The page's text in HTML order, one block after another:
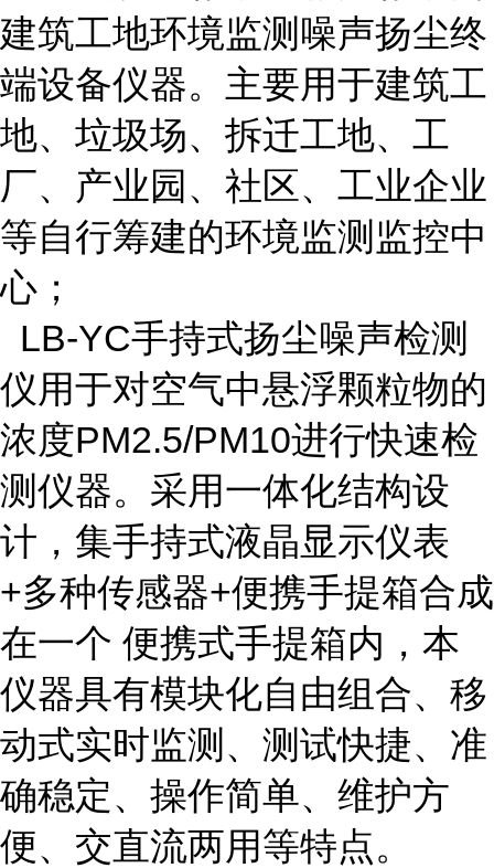
建筑工地环境监测噪声扬尘终
端设备仪器。主要用于建筑工
地、垃圾场、拆迁工地、工
厂、产业园、社区、工业企业
等自行筹建的环境监测监控中
心；
LB-YC手持式扬尘噪声检测
仪用于对空气中悬浮颗粒物的
浓度PM2.5/PM10进行快速检
测仪器。采用一体化结构设
计，集手持式液晶显示仪表
+多种传感器+便携手提箱合成
在一个 便携式手提箱内，本
仪器具有模块化自由组合、移
动式实时监测、测试快捷、准
确稳定、操作简单、维护方
便、交直流两用等特点。